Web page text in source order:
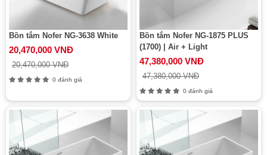
Bồn tắm Nofer NG-3638 White
20,470,000 VNĐ
20,470,000 VNĐ
0 đánh giá
Bồn tắm Nofer NG-1875 PLUS
(1700) | Air + Light
47,380,000 VNĐ
47,380,000 VNĐ
0 đánh giá